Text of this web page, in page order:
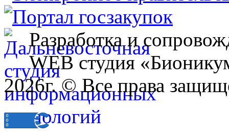
Разработка и
WEB студия
2026г. © Все права